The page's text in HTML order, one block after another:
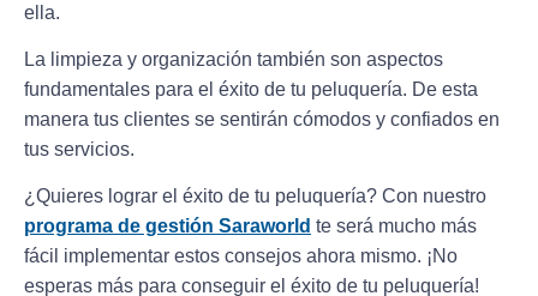
ella.
La limpieza y organización también son aspectos
fundamentales para el éxito de tu peluquería. De esta
manera tus clientes se sentirán cómodos y confiados en
tus servicios.
¿Quieres lograr el éxito de tu peluquería? Con nuestro
programa de gestión Saraworld te será mucho más
fácil implementar estos consejos ahora mismo. ¡No
esperas más para conseguir el éxito de tu peluquería!